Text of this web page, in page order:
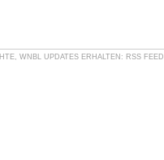
, WNBL UPDATES ERHALTEN: RSS FEED